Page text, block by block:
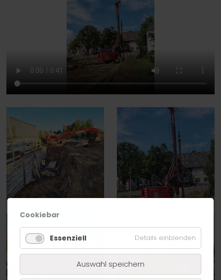
Cookiebar
Essenziell Details einblenden
Auswahl speichern